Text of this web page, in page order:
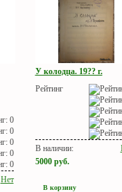
Нет
У колодца. 19?? г.
Рейтинг
В наличии:
5000 руб.
В корзину